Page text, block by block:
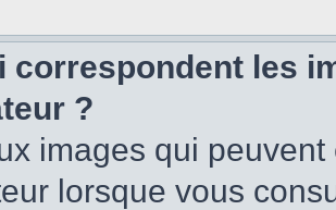
correspondent les
?
images qui
lorsque vous